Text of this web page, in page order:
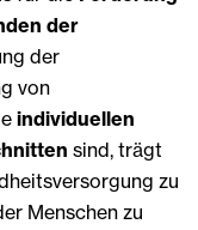
der
der
von
individuellen
sind, trägt
zu
Menschen zu